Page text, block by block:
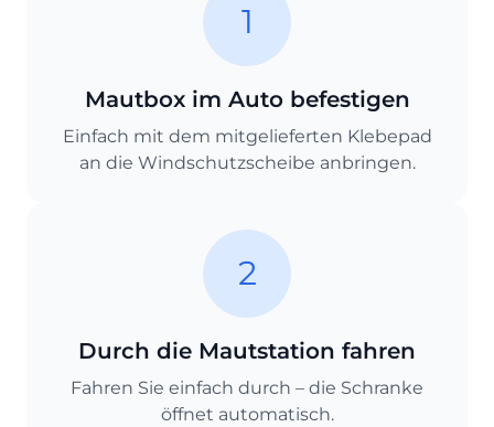
1
Mautbox im Auto befestigen
Einfach mit dem mitgelieferten Klebepad
an die Windschutzscheibe anbringen.
2
Durch die Mautstation fahren
Fahren Sie einfach durch – die Schranke
öffnet automatisch.